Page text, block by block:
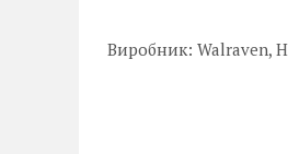
Виробник: Walraven,